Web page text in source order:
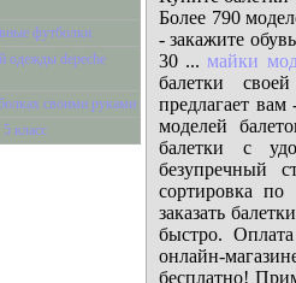
футболки
одежды depeche
своими руками
класс
Более 790
- закажите
30 ... майки
балетки
предлагает
моделей
балетки с
безупречный
сортировка по
заказать
быстро.
онлайн-
бесплатно!